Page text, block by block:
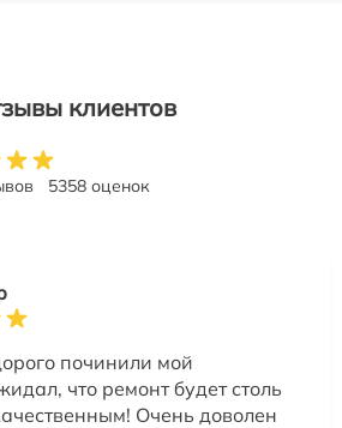
клиентов
5358 оценок
починили мой
что ремонт будет столь
Очень доволен